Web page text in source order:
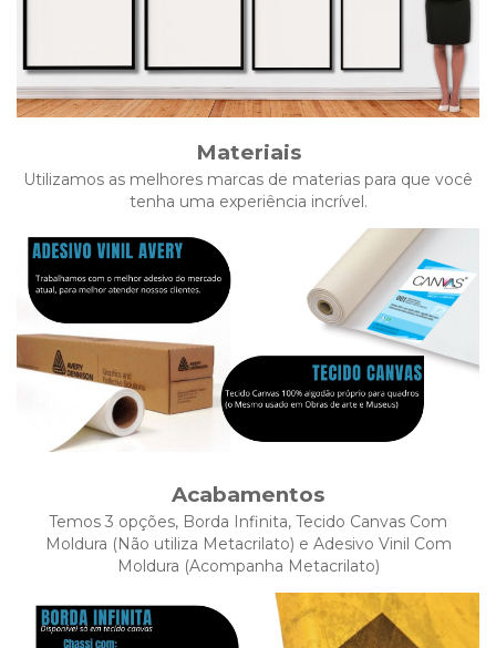
Materiais
Utilizamos as melhores marcas de materias para que você
tenha uma experiência incrível.
Acabamentos
Temos 3 opções, Borda Infinita, Tecido Canvas Com
Moldura (Não utiliza Metacrilato) e Adesivo Vinil Com
Moldura (Acompanha Metacrilato)